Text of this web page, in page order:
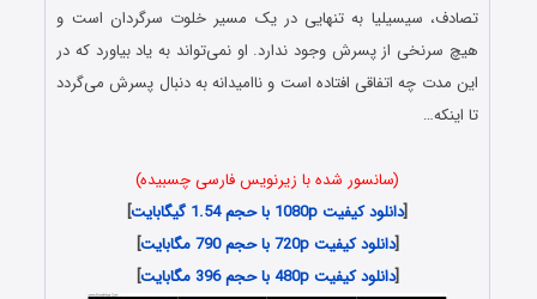
تصادف، سیسیلیا به تنهایی در یک مسیر خلوت سرگردان است و
هیچ سرنخی از پسرش وجود ندارد. او نمی‌تواند به یاد بیاورد که در
این مدت چه اتفاقی افتاده است و ناامیدانه به دنبال پسرش می‌گردد
تا اینکه…
(سانسور شده با زیرنویس فارسی چسبیده)
[دانلود کیفیت 1080p با حجم 1.54 گیگابایت
]
[دانلود کیفیت 720p با حجم 790 مگابایت
]
[دانلود کیفیت 480p با حجم 396 مگابایت ]